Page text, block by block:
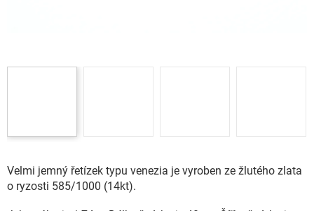
Velmi jemný řetízek typu venezia je vyroben ze žlutého zlata
o ryzosti 585/1000 (14kt).